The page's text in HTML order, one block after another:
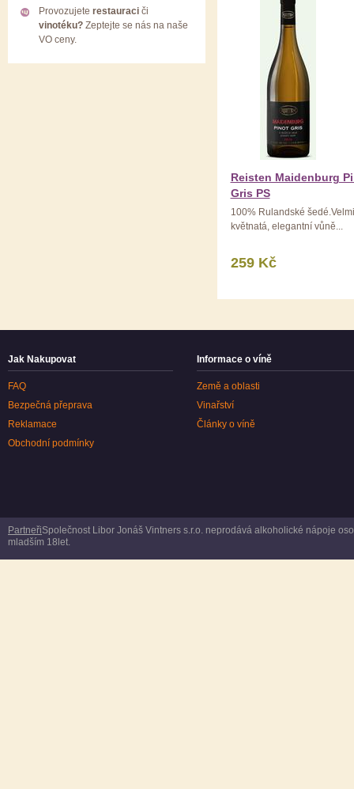
Provozujete restauraci či
vinotéku? Zeptejte se nás na naše
VO ceny.
Reisten Maidenburg
Gris PS
100% Rulandské šedé.Velmi
květnatá, elegantní vůně...
259 Kč
Jak Nakupovat
FAQ
Bezpečná přeprava
Reklamace
Obchodní podmínky
Informace o víně
Země a oblasti
Vinařství
Články o víně
PartneřiSpolečnost Libor Jonáš Vintners s.r.o. neprodává alkoholické nápoje
mladším 18let.